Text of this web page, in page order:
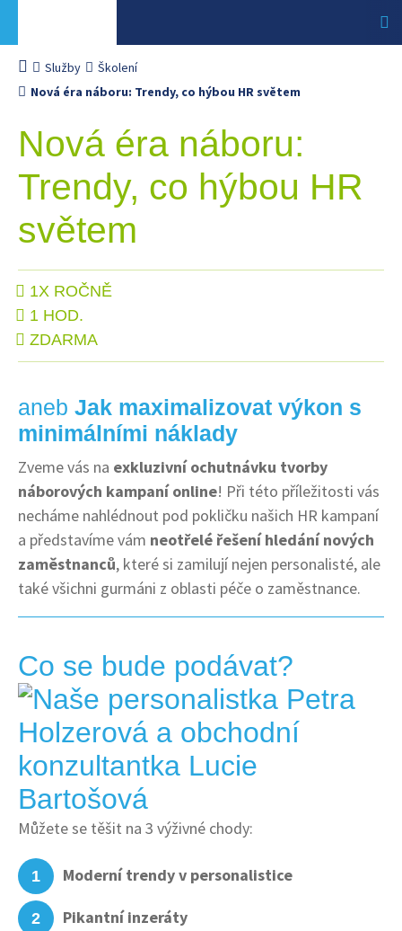
Služby
Školení
Nová éra náboru: Trendy, co hýbou HR světem
Nová éra náboru:
Trendy, co hýbou HR
světem
1X ROČNĚ
1 HOD.
ZDARMA
aneb Jak maximalizovat výkon s
minimálními náklady
Zveme vás na exkluzivní ochutnávku tvorby
náborových kampaní online! Při této příležitosti vás
necháme nahlédnout pod pokličku našich HR kampaní
a představíme vám neotřelé řešení hledání nových
zaměstnanců, které si zamilují nejen personalisté, ale
také všichni gurmáni z oblasti péče o zaměstnance.
Co se bude podávat?
Můžete se těšit na 3 výživné chody:
Moderní trendy v personalistice
Pikantní inzeráty